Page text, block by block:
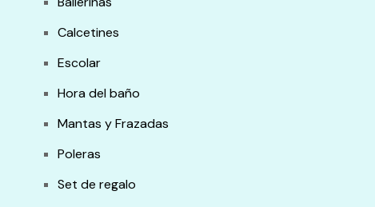
Calcetines
Escolar
Hora del baño
Mantas y Frazadas
Poleras
Set de regalo